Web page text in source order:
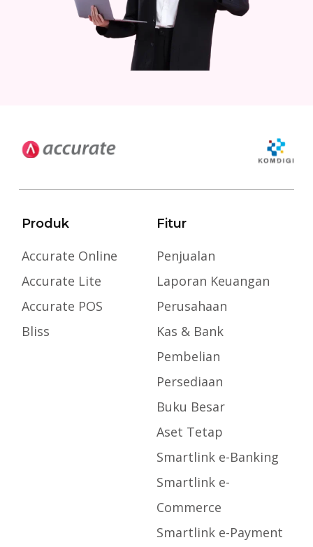
Produk
Accurate Online
Accurate Lite
Accurate POS
Bliss
Fitur
Penjualan
Laporan Keuangan
Perusahaan
Kas & Bank
Pembelian
Persediaan
Buku Besar
Aset Tetap
Smartlink e-Banking
Smartlink e-
Commerce
Smartlink e-Payment